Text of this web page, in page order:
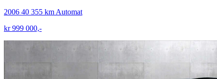
2006 40 355 km Automat
kr 999 000,-